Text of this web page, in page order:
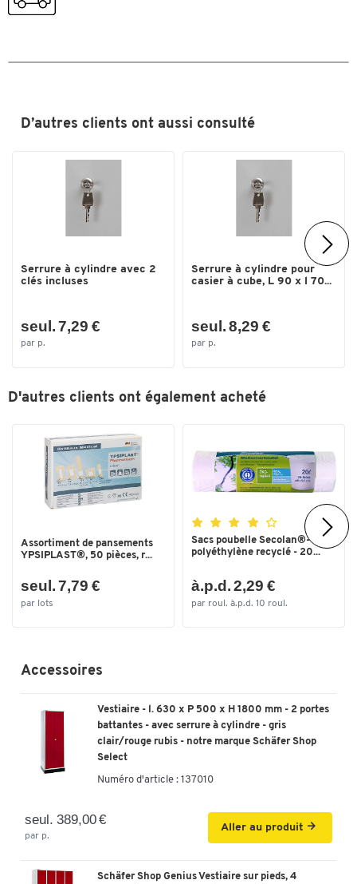
D’autres clients ont aussi consulté
Serrure à cylindre avec 2
clés incluses
seul. 7,29 €
par p.
Serrure à cylindre pour
casier à cube, L 90 x l 70...
seul. 8,29 €
par p.
D'autres clients ont également acheté
Assortiment de pansements
YPSIPLAST®, 50 pièces, r...
seul. 7,79 €
par lots
Sacs poubelle Secolan®-
polyéthylène recyclé - 20...
à.p.d. 2,29 €
par roul. à.p.d. 10 roul.
Accessoires
Vestiaire - l. 630 x P 500 x H 1800 mm - 2 portes
battantes - avec serrure à cylindre - gris
clair/rouge rubis - notre marque Schäfer Shop
Select
Numéro d'article : 137010
seul. 389,00 €
par p.
Aller au produit
Schäfer Shop Genius Vestiaire sur pieds, 4